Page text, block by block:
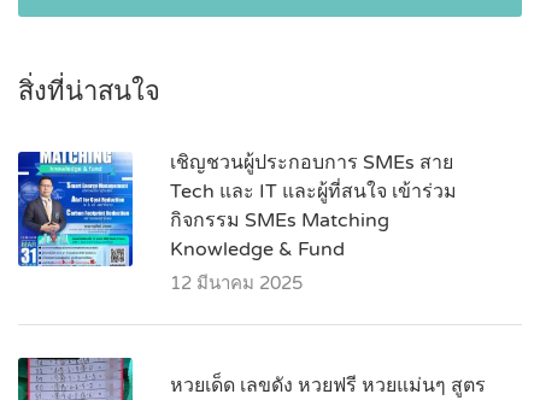
สิ่งที่น่าสนใจ
เชิญชวนผู้ประกอบการ SMEs สาย
Tech และ IT และผู้ที่สนใจ เข้าร่วม
กิจกรรม SMEs Matching
Knowledge & Fund
12 มีนาคม 2025
หวยเด็ด เลขดัง หวยฟรี หวยแม่นๆ สูตร